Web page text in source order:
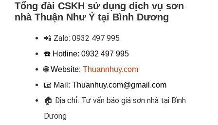
Tổng đài CSKH sử dụng dịch vụ sơn
nhà Thuận Như Ý tại Bình Dương
📲 Zalo: 0932 497 995
☎️ Hotline: 0932 497 995
🌐 Website: Thuannhuy.com
📧 Mail: Thuanhuy.com@gmail.com
🏠 Địa chỉ: Tư vấn báo giá sơn nhà tại Bình
Dương